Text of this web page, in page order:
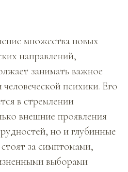
множества новых
направлений,
занимать важное
психики. Его
в стремлении
внешние проявления
но и глубинные
за симптомами,
выборами